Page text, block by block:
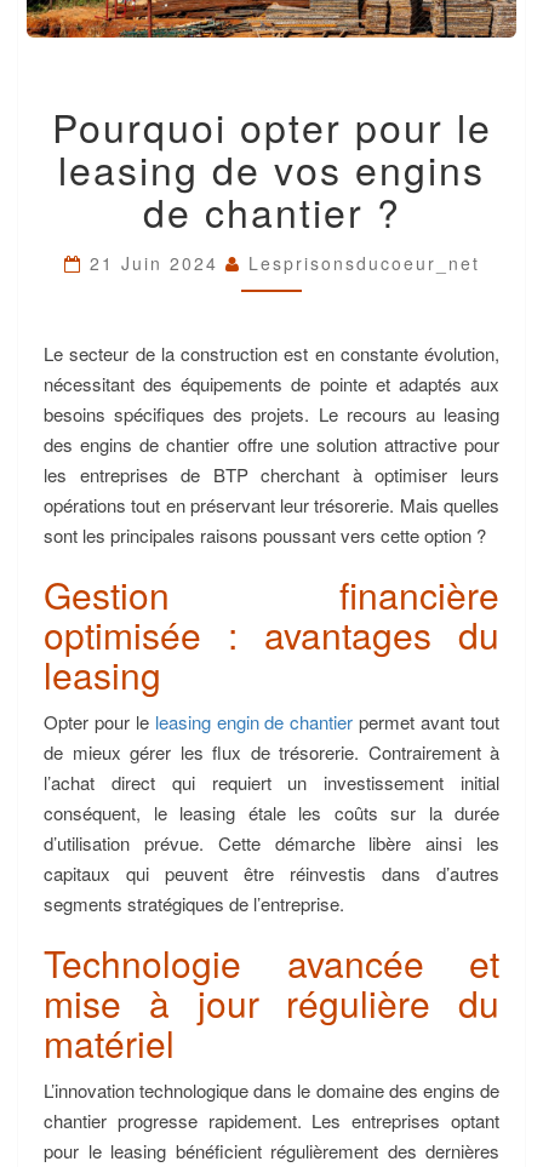
OPTER
POUR
LE
LEASING
DE
ENGINS
DE
Pourquoi opter pour le
leasing de vos engins
de chantier ?
21 Juin 2024 Lesprisonsducoeur_net
Le secteur de la construction est en constante évolution,
nécessitant des équipements de pointe et adaptés aux
besoins spécifiques des projets. Le recours au leasing
des engins de chantier offre une solution attractive pour
les entreprises de BTP cherchant à optimiser leurs
opérations tout en préservant leur trésorerie. Mais quelles
sont les principales raisons poussant vers cette option ?
Gestion financière
optimisée : avantages du
leasing
Opter pour le leasing engin de chantier permet avant tout
de mieux gérer les flux de trésorerie. Contrairement à
l’achat direct qui requiert un investissement initial
conséquent, le leasing étale les coûts sur la durée
d’utilisation prévue. Cette démarche libère ainsi les
capitaux qui peuvent être réinvestis dans d’autres
segments stratégiques de l’entreprise.
Technologie avancée et
mise à jour régulière du
matériel
L’innovation technologique dans le domaine des engins de
chantier progresse rapidement. Les entreprises optant
pour le leasing bénéficient régulièrement des dernières